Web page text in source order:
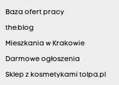
Baza ofert pracy
the:blog
Mieszkania w Krakowie
Darmowe ogłoszenia
Sklep z kosmetykami tolpa.pl